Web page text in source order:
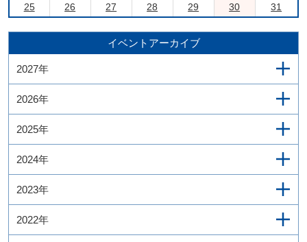
25
26 27 28 29 30 31
イベントアーカイブ
2027年
2026年
2025年
2024年
2023年
2022年